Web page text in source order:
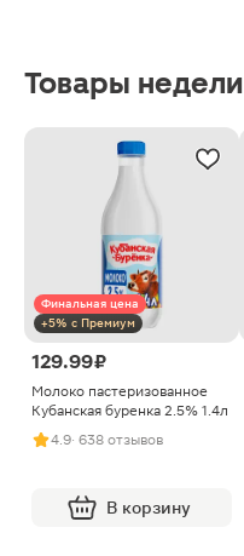
Товары недели
Финальная цена
+5% с Премиум
129.99 ₽
Молоко пастеризованное
Кубанская буренка 2.5% 1.4л
4.9· 638 отзывов
В корзину